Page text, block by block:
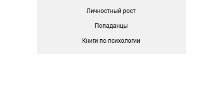
Личностный рост
Попаданцы
Книги по психологии